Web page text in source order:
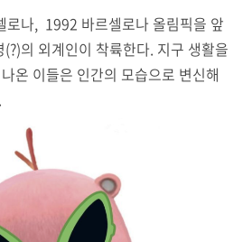
로나, 1992 바르셀로나 올림픽을 앞
의 외계인이 착륙한다. 지구 생활을
온 이들은 인간의 모습으로 변신해